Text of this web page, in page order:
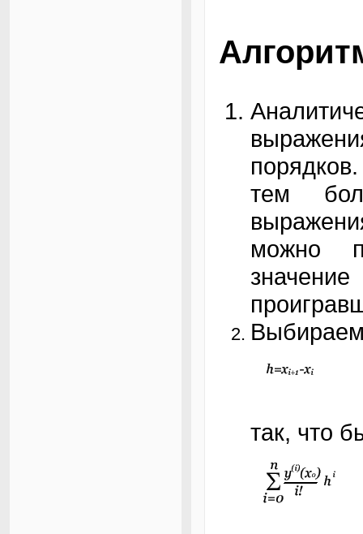
тем
можно
так, что